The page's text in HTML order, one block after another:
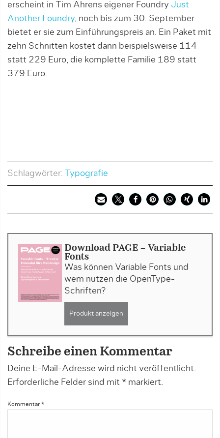
erscheint in Tim Ahrens eigener Foundry Just
Another Foundry, noch bis zum 30. September
bietet er sie zum Einführungspreis an. Ein Paket mit
zehn Schnitten kostet dann beispielsweise 114
statt 229 Euro, die komplette Familie 189 statt
379 Euro.
Schlagwörter: Typografie
Download PAGE - Variable
Fonts
Was können Variable Fonts und
wem nützen die OpenType-
Schriften?
Produkt anzeigen
Schreibe einen Kommentar
Deine E-Mail-Adresse wird nicht veröffentlicht.
Erforderliche Felder sind mit * markiert.
Kommentar *